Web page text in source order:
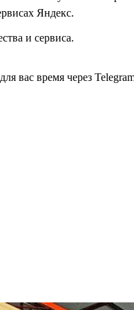
Яндекс.
и сервиса.
вас время через